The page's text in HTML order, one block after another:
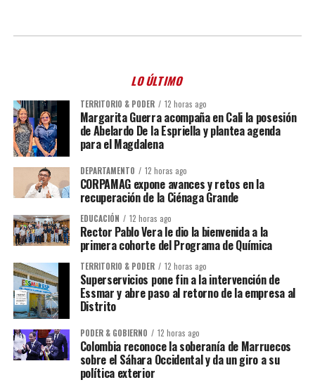
LO ÚLTIMO
TERRITORIO & PODER 12 horas ago
Margarita Guerra acompaña en Cali la posesión
de Abelardo De la Espriella y plantea agenda
para el Magdalena
DEPARTAMENTO 12 horas ago
CORPAMAG expone avances y retos en la
recuperación de la Ciénaga Grande
EDUCACIÓN 12 horas ago
Rector Pablo Vera le dio la bienvenida a la
primera cohorte del Programa de Química
TERRITORIO & PODER 12 horas ago
Superservicios pone fin a la intervención de
Essmar y abre paso al retorno de la empresa al
Distrito
PODER & GOBIERNO 12 horas ago
Colombia reconoce la soberanía de Marruecos
sobre el Sáhara Occidental y da un giro a su
política exterior